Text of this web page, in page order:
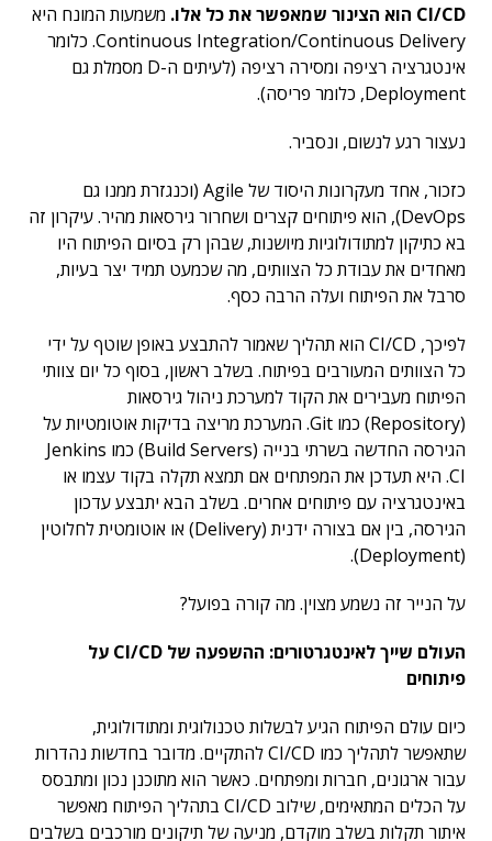
CI/CD הוא הצינור שמאפשר את כל אלו. משמעות המונח היא
Continuous Integration/Continuous Delivery. כלומר
אינטגרציה רציפה ומסירה רציפה (לעיתים ה-D מסמלת גם
Deployment, כלומר פריסה).
נעצור רגע לנשום, ונסביר.
כזכור, אחד מעקרונות היסוד של Agile (וכנגזרת ממנו גם
DevOps), הוא פיתוחים קצרים ושחרור גירסאות מהיר. עיקרון זה
בא כתיקון למתודולוגיות מיושנות, שבהן רק בסיום הפיתוח היו
מאחדים את עבודת כל הצוותים, מה שכמעט תמיד יצר בעיות,
סרבל את הפיתוח ועלה הרבה כסף.
לפיכך, CI/CD הוא תהליך שאמור להתבצע באופן שוטף על ידי
כל הצוותים המעורבים בפיתוח. בשלב ראשון, בסוף כל יום צוותי
הפיתוח מעבירים את הקוד למערכת ניהול גירסאות
(Repository) כמו Git. המערכת מריצה בדיקות אוטומטיות על
הגירסה החדשה בשרתי בנייה (Build Servers) כמו Jenkins
CI. היא תעדכן את המפתחים אם תמצא תקלה בקוד עצמו או
באינטגרציה עם פיתוחים אחרים. בשלב הבא יתבצע עדכון
הגירסה, בין אם בצורה ידנית (Delivery) או אוטומטית לחלוטין
(Deployment).
על הנייר זה נשמע מצוין. מה קורה בפועל?
העולם שייך לאינטגרטורים: ההשפעה של CI/CD על
פיתוחים
כיום עולם הפיתוח הגיע לבשלות טכנולוגית ומתודולוגית,
שתאפשר לתהליך כמו CI/CD להתקיים. מדובר בחדשות נהדרות
עבור ארגונים, חברות ומפתחים. כאשר הוא מתוכנן נכון ומתבסס
על הכלים המתאימים, שילוב CI/CD בתהליך הפיתוח מאפשר
איתור תקלות בשלב מוקדם, מניעה של תיקונים מורכבים בשלבים